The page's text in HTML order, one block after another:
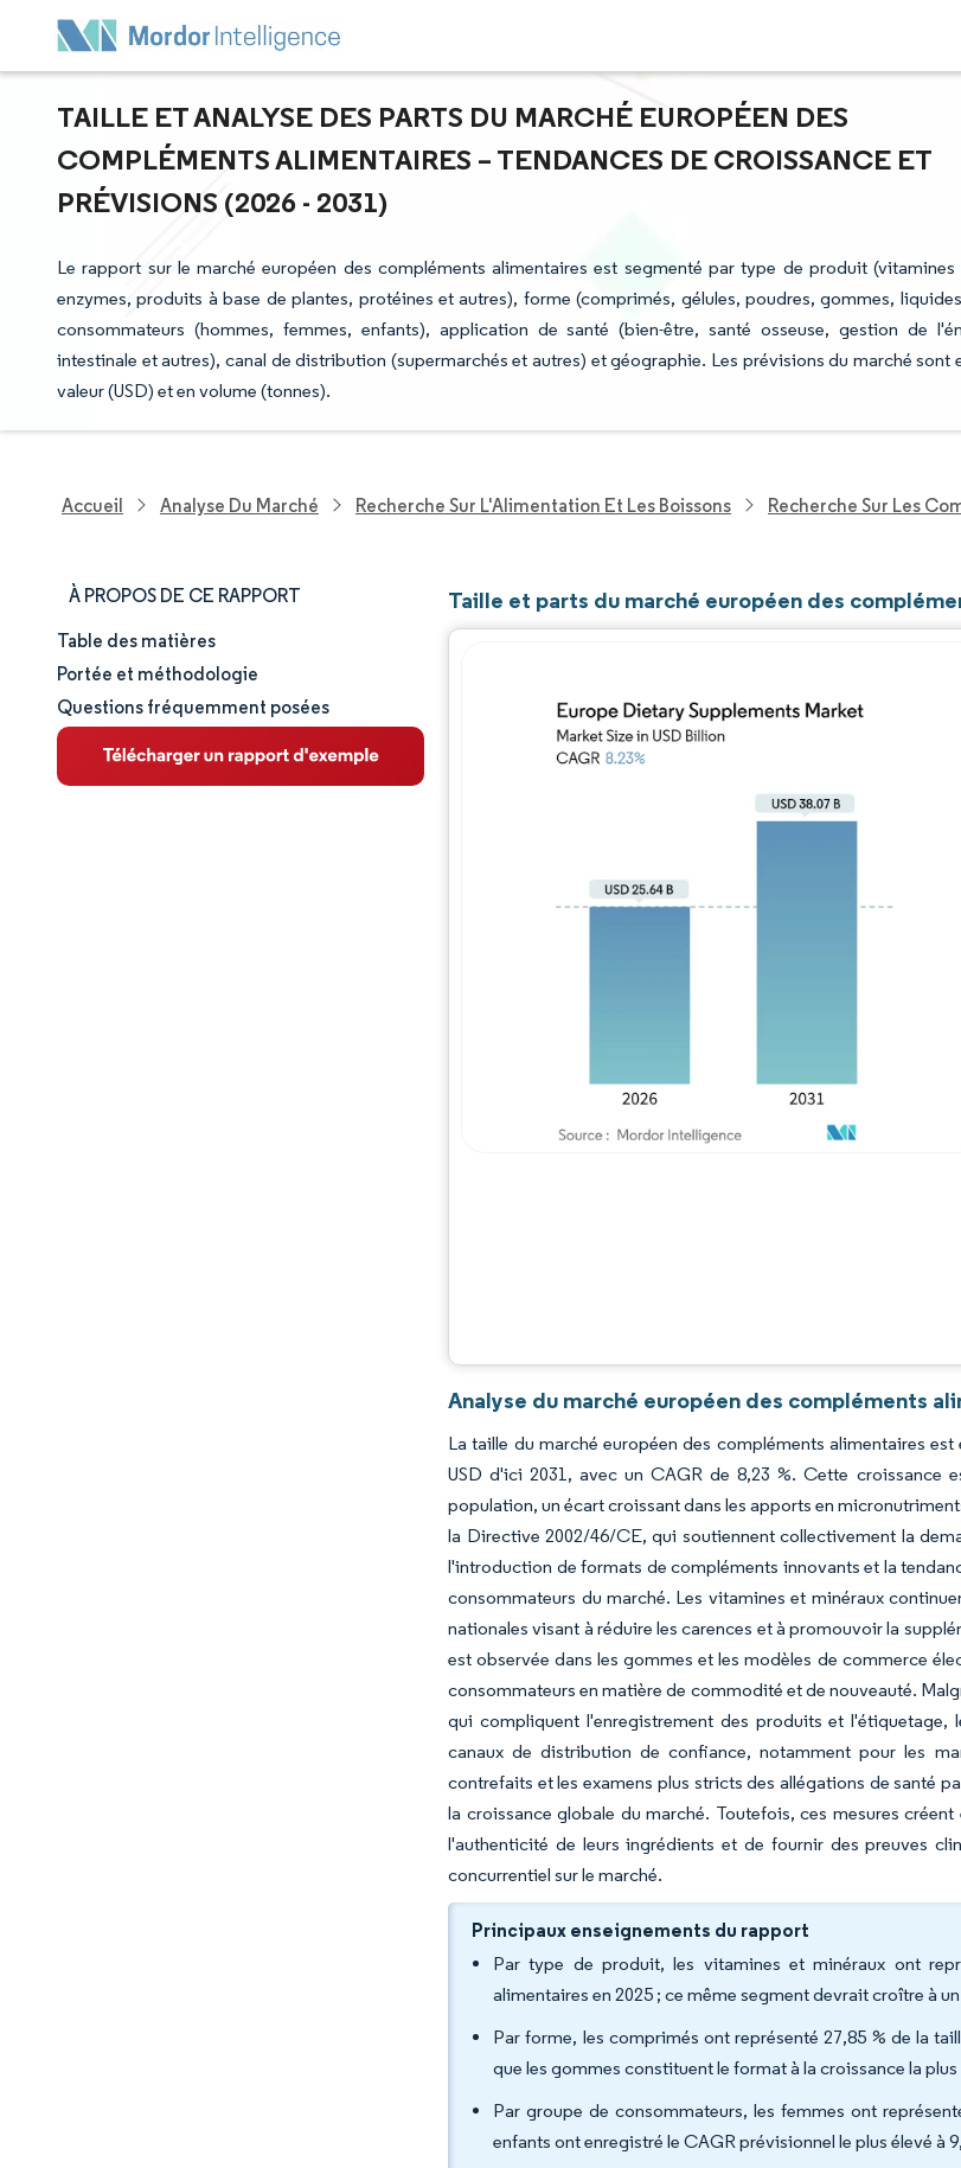
TAILLE ET ANALYSE DES PARTS DU MARCHÉ EUROPÉEN DES
COMPLÉMENTS ALIMENTAIRES – TENDANCES DE CROISSANCE ET
PRÉVISIONS (2026 - 2031)
Le rapport sur le marché européen des compléments alimentaires est segmenté par type de produit (vitamines
enzymes, produits à base de plantes, protéines et autres), forme (comprimés, gélules, poudres, gommes,
consommateurs (hommes, femmes, enfants), application de santé (bien-être, santé osseuse, gestion de
intestinale et autres), canal de distribution (supermarchés et autres) et géographie. Les prévisions du marché sont
valeur (USD) et en volume (tonnes).
Accueil Analyse Du Marché Recherche Sur L'Alimentation Et Les Boissons Recherche Sur Les
À PROPOS DE CE RAPPORT
Taille et part de marché
Analyse du marché
Tendances et perspectives
Table des matières
Portée et méthodologie
Questions fréquemment posées
Taille et parts du marché européen des
Image © Mordor Intelligence. La
Analyse du marché européen des compléments
La taille du marché européen des compléments alimentaires
USD d'ici 2031, avec un CAGR de 8,23 %. Cette croissance
population, un écart croissant dans les apports en
la Directive 2002/46/CE, qui soutiennent collectivement la
l'introduction de formats de compléments innovants et la
consommateurs du marché. Les vitamines et minéraux
nationales visant à réduire les carences et à promouvoir la
est observée dans les gommes et les modèles de commerce
consommateurs en matière de commodité et de nouveauté.
qui compliquent l'enregistrement des produits et l'étiquetage,
canaux de distribution de confiance, notamment pour les
contrefaits et les examens plus stricts des allégations de santé
la croissance globale du marché. Toutefois, ces mesures
l'authenticité de leurs ingrédients et de fournir des preuves
concurrentiel sur le marché.
Principaux enseignements du rapport
Par type de produit, les vitamines et minéraux ont
alimentaires en 2025 ; ce même segment devrait croître à
Par forme, les comprimés ont représenté 27,85 % de la
que les gommes constituent le format à la croissance la
Par groupe de consommateurs, les femmes ont
enfants ont enregistré le CAGR prévisionnel le plus élevé à